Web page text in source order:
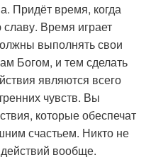
Придёт время, когда
Время играет
выполнять свои
Богом, и тем сделать
являются всего
чувств. Вы
которые обеспечат
счастьем. Никто не
вообще.